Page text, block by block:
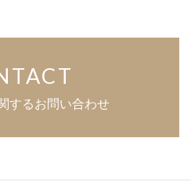
するお問い合わせ